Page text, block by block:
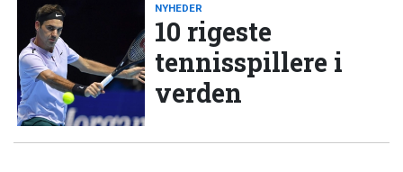
NYHEDER
10 rigeste
tennisspillere i
verden